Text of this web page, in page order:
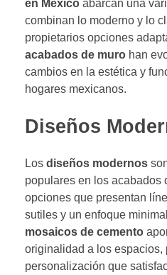
en México abarcan una
combinan lo moderno y lo
propietarios opciones
acabados de muro han
cambios en la estética y
hogares mexicanos.
Diseños
Los diseños modernos
populares en los acabados
opciones que presentan
sutiles y un enfoque
mosaicos de cemento
originalidad a los espacios,
personalización que